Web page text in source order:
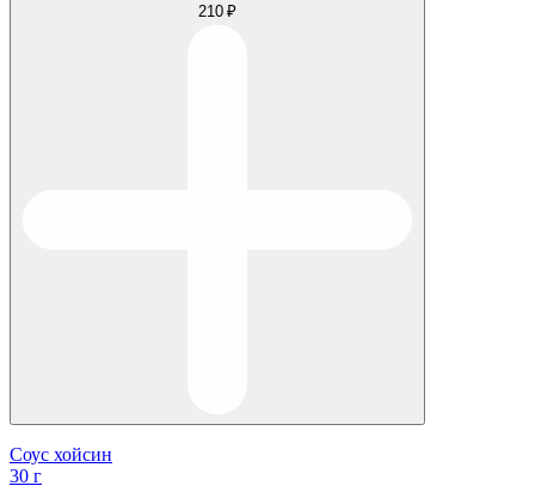
210 ₽
Соус хойсин
30 г